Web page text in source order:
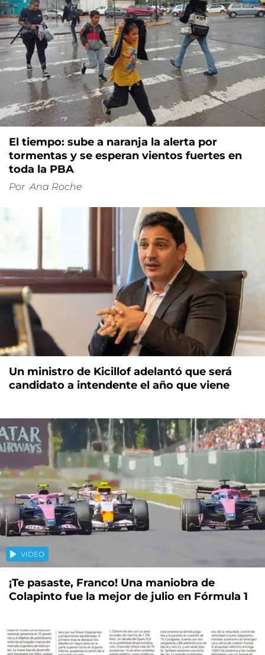
El tiempo: sube a naranja la alerta por
tormentas y se esperan vientos fuertes en
toda la PBA
Por Ana Roche
Un ministro de Kicillof adelantó que será
candidato a intendente el año que viene
VIDEO
¡Te pasaste, Franco! Una maniobra de
Colapinto fue la mejor de julio en Fórmula 1